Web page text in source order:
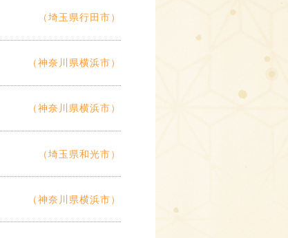
（埼玉県行田市）
（神奈川県横浜市）
（神奈川県横浜市）
（埼玉県和光市）
（神奈川県横浜市）